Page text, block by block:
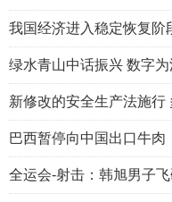
我国经济进入稳定恢复阶
绿水青山中话振兴 数字为
新修改的安全生产法施
巴西暂停向中国出口牛肉
全运会-射击：韩旭男子